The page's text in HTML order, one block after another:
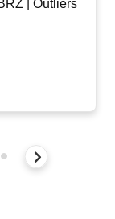
| Outliers